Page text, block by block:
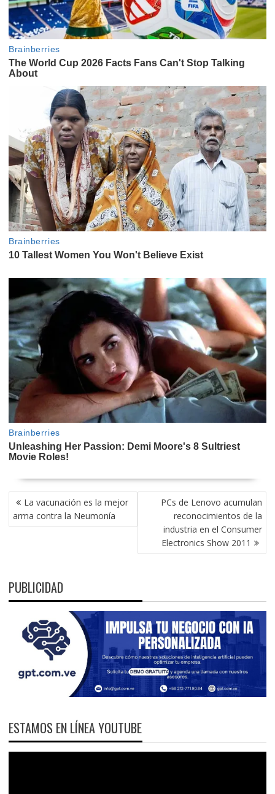
NAVEGACIÓN
DE
ENTRADAS
La vacunación es la mejor
arma contra la Neumonía
PCs de Lenovo acumulan
reconocimientos de la
industria en el Consumer
Electronics Show 2011
PUBLICIDAD
ESTAMOS EN LÍNEA YOUTUBE